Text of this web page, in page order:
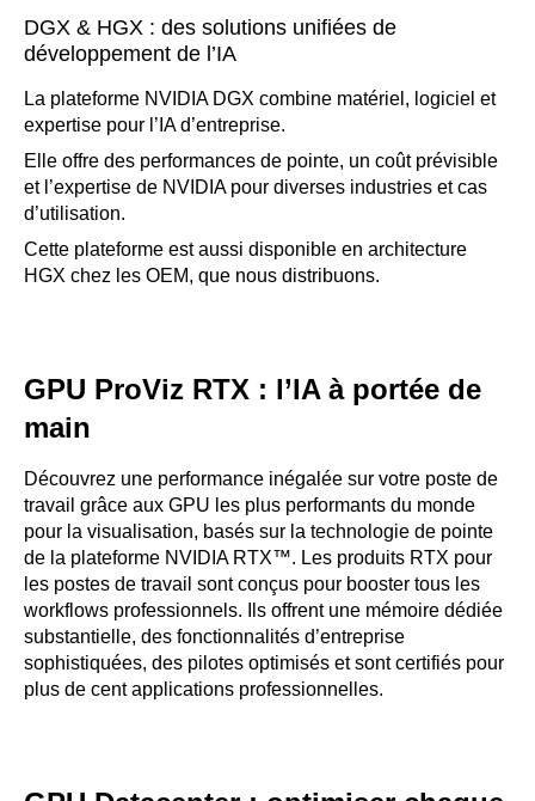
DGX & HGX : des solutions unifiées de
développement de l’IA
La plateforme NVIDIA DGX combine matériel, logiciel et
expertise pour l’IA d’entreprise.
Elle offre des performances de pointe, un coût prévisible
et l’expertise de NVIDIA pour diverses industries et cas
d’utilisation.
Cette plateforme est aussi disponible en architecture
HGX chez les OEM, que nous distribuons.
GPU ProViz RTX : l’IA à portée de
main
Découvrez une performance inégalée sur votre poste de
travail grâce aux GPU les plus performants du monde
pour la visualisation, basés sur la technologie de pointe
de la plateforme NVIDIA RTX™. Les produits RTX pour
les postes de travail sont conçus pour booster tous les
workflows professionnels. Ils offrent une mémoire dédiée
substantielle, des fonctionnalités d’entreprise
sophistiquées, des pilotes optimisés et sont certifiés pour
plus de cent applications professionnelles.